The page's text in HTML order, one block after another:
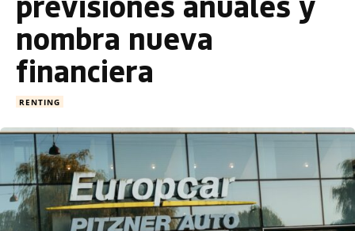
nombra nueva
financiera
RENTING